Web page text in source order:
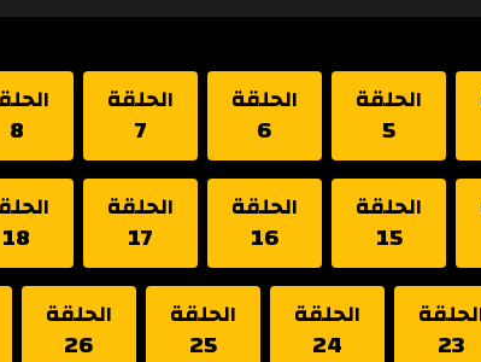
الحلقة
5
الحلقة
6
الحلقة
7
8
الحلقة
15
الحلقة
16
الحلقة
17
18
23
الحلقة
24
الحلقة
25
الحلقة
26